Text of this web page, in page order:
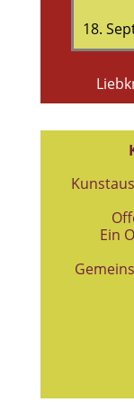
18.
Ein